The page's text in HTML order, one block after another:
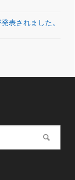
表されました。